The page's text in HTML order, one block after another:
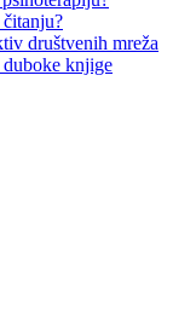
društvenih mreža
duboke knjige